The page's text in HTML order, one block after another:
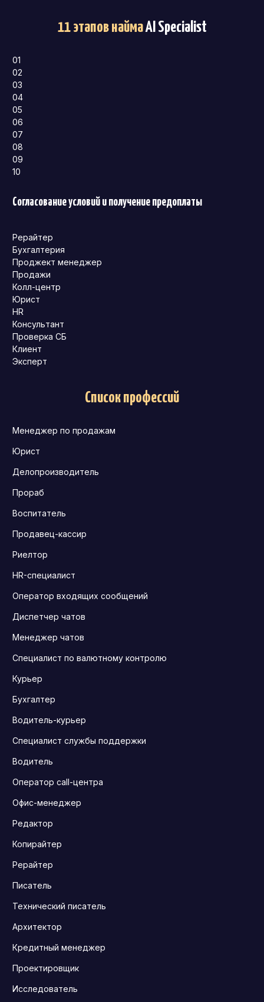
11 этапов наймаAI Specialist
01
02
03
04
05
06
07
08
09
10
Согласование условий и получение предоплаты
Рерайтер
Бухгалтерия
Проджект менеджер
Продажи
Колл-центр
Юрист
HR
Консультант
Проверка СБ
Клиент
Эксперт
Список профессий
Менеджер по продажам
Юрист
Делопроизводитель
Прораб
Воспитатель
Продавец-кассир
Риелтор
HR-специалист
Оператор входящих сообщений
Диспетчер чатов
Менеджер чатов
Специалист по валютному контролю
Курьер
Бухгалтер
Водитель-курьер
Специалист службы поддержки
Водитель
Оператор call-центра
Офис-менеджер
Редактор
Копирайтер
Рерайтер
Писатель
Технический писатель
Архитектор
Кредитный менеджер
Проектировщик
Исследователь